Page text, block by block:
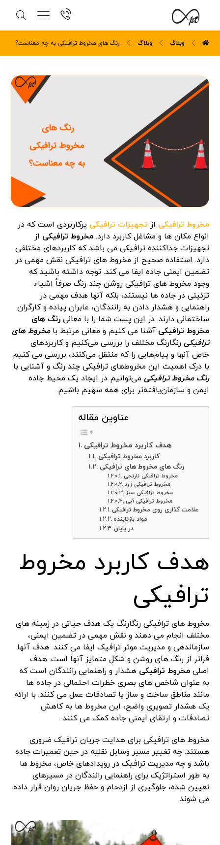
وبلاگ وبلاگ رنگ های مخروط ترافیکی به چه معناست؟
مخروط ترافیکی از تجهیزات ترافیکی پرکاربردی است که در
انواع مکان ها و مشاغل کاربرد دارد.مخروط ترافیکی از
تجهیزات جداکننده ترافیکی می باشد که کاربردهای مختلفی
دارد. استفاده صحیح از مخروط های ترافیکی نقش مهمی در
تضمین ایمنی جاده ایفا می کند. توجه داشته باشید که
وجود مخروط های ترافیکی روشن چند رنگ صرفاً اشیاء
تزئینی در جاده ها نیستند، بلکه آنها هدف مهمی در
راهنمایی و هشدار دادن به رانندگان، عابران پیاده و کارگران
ساختمانی دارند. در این پست شما را با معانیرنگ های
مخروط ترافیکی آشنا می کنیم و معانی مرتبط بامخروط‌ های
ترافیکی رنگارنگ مختلف را بررسی می‌کنیم و کاربردهای
خاص آنها و پیام‌هایی را که منتقل می‌کنند، بررسی می کنیم.
با درک اهمیت این مخروط‌های ترافیکی چند رنگ و آشنایی با
رنگ مخروط ترافیکی می‌توانیم در ایجاد یک محیط جاده
ایمن و سازمان‌یافته‌تر برای همه سهیم باشیم.
عناوین مقاله
هدف کاربرد مخروط ترافیکی
کاربرد مخروط ترافیکی
رنگ های مخروط های ترافیکی
مخروط ترافیکی نارنجی
مخروط ترافیکی زرد
مخروط ترافیکی سبز
مخروط ترافیکی آبی
علامت گذاری روی مخروط ترافیکی
مواد بازتابنده
در پایان
هدف کاربرد مخروط
ترافیکی
مخروط های ترافیکی رنگارنگ یک هدف حیاتی در زمینه های
مختلف انجام می دهند و نقش مهمی در تضمین ایمنی،
سازماندهی و مدیریت موثر ترافیک ایفا می کنند. هدف آنها
فراتر از رنگ های روشن و شکل متمایز آنها است. هدف
اصلیمخروط ترافیکی هشدار و راهنمایی رانندگان است که
به عنوان شاخص های بصری خطرات احتمالی در جاده ها
مانند مناطق ساخت و ساز یا تصادفات عمل می کنند. با ارائه
یک هشدار تصویری واضح، این مخروط ها به کاهش
تصادفات و ارتقای ایمنی جاده کمک می کنند.
مخروط های ترافیکی برای هدایت جریان ترافیک ضروری
هستند. چه تغییر مسیر وسایل نقلیه در حین تعمیرات جاده
باشد و چه مدیریت ترافیک در رویدادهای خاص، مخروط ها
به طور استراتژیک برای راهنمایی رانندگان در مسیرهای
تعیین شده، جلوگیری از ازدحام و حفظ جریان روان قرار داده
می شوند.